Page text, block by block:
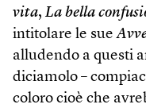
vita, La bella
intitolare le sue
alludendo a questi
diciamolo –
coloro cioè che